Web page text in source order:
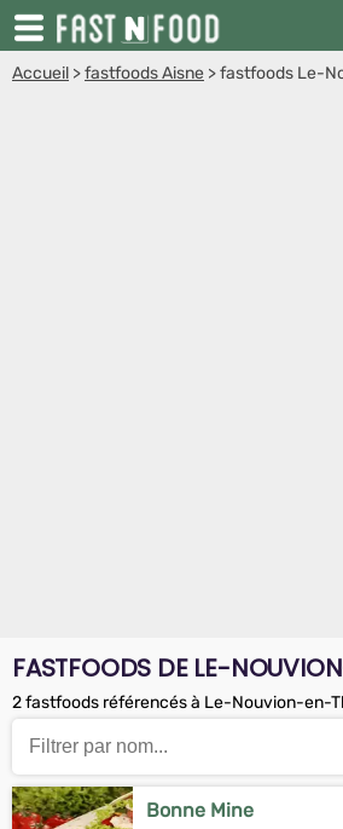
Accueil >fastfoods Aisne >fastfoods Le-
FASTFOODS DE LE-
2 fastfoods référencés à Le-Nouvion-en-
Bonne Mine